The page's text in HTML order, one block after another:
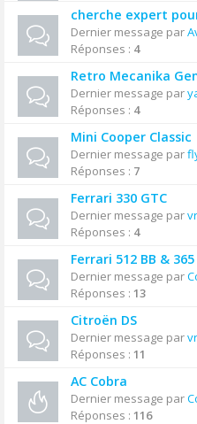
cherche expert
Dernier message par
Réponses : 4
Retro Mecanika
Dernier message par
Réponses : 4
Mini Cooper Classic
Dernier message par
Réponses : 7
Ferrari 330 GTC
Dernier message par
Réponses : 4
Ferrari 512 BB &
Dernier message par
Réponses : 13
Citroën DS
Dernier message par
Réponses : 11
AC Cobra
Dernier message par
Réponses : 116